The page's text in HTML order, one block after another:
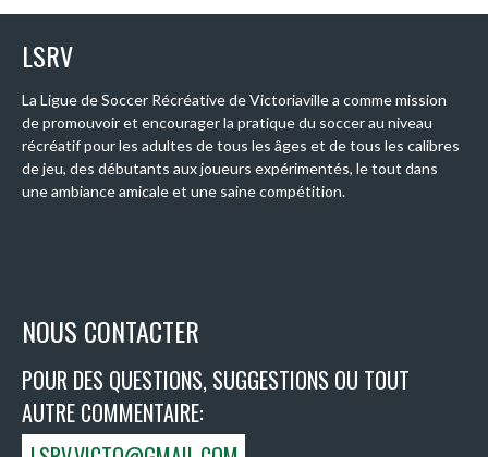
LSRV
La Ligue de Soccer Récréative de Victoriaville a comme mission
de promouvoir et encourager la pratique du soccer au niveau
récréatif pour les adultes de tous les âges et de tous les calibres
de jeu, des débutants aux joueurs expérimentés, le tout dans
une ambiance amicale et une saine compétition.
NOUS CONTACTER
POUR DES QUESTIONS, SUGGESTIONS OU TOUT
AUTRE COMMENTAIRE: